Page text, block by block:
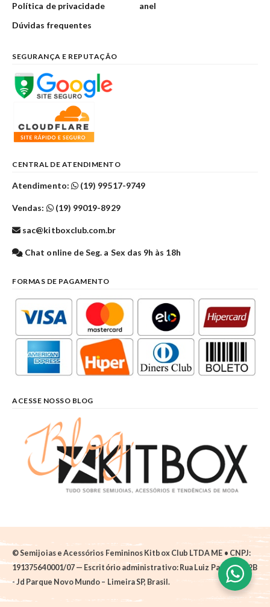
Política de privacidade
Dúvidas frequentes
anel
SEGURANÇA E REPUTAÇÃO
CENTRAL DE ATENDIMENTO
Atendimento: (19) 99517-9749
Vendas: (19) 99019-8929
sac@kitboxclub.com.br
Chat online de Seg. a Sex das 9h às 18h
FORMAS DE PAGAMENTO
ACESSE NOSSO BLOG
© Semijoias e Acessórios Femininos Kitbox Club LTDA ME • CNPJ:
191375640001/07 — Escritório administrativo: Rua Luiz Pantano, 62B
- Jd Parque Novo Mundo – Limeira SP, Brasil.